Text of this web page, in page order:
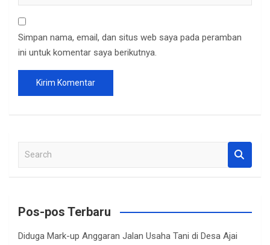
Simpan nama, email, dan situs web saya pada peramban
ini untuk komentar saya berikutnya.
a
c
Pos-pos Terbaru
Diduga Mark-up Anggaran Jalan Usaha Tani di Desa Ajai